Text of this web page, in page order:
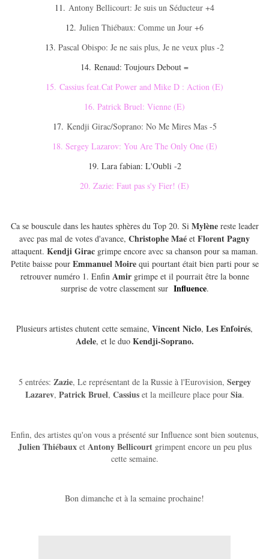
11. Antony Bellicourt: Je suis un Séducteur +4
12. Julien Thiébaux: Comme un Jour +6
13. Pascal Obispo: Je ne sais plus, Je ne veux plus -2
14. Renaud: Toujours Debout =
15. Cassius feat.Cat Power and Mike D : Action (E)
16. Patrick Bruel: Vienne (E)
17. Kendji Girac/Soprano: No Me Mires Mas -5
18. Sergey Lazarov: You Are The Only One (E)
19. Lara fabian: L'Oubli -2
20. Zazie: Faut pas s'y Fier! (E)
Ca se bouscule dans les hautes sphères du Top 20. Si Mylènereste leader
avec pas mal de votes d'avance, Christophe Maé et Florent Pagny
attaquent. Kendji Giracgrimpe encore avec sa chanson pour sa maman.
Petite baisse pour Emmanuel Moirequi pourtant était bien parti pour se
retrouver numéro 1. Enfin Amirgrimpe et il pourrait être la bonne
surprise de votre classement sur Influence.
Plusieurs artistes chutent cette semaine, Vincent Niclo, Les Enfoirés,
Adele, et le duo Kendji-Soprano.
5 entrées: Zazie, Le représentant de la Russie à l'Eurovision, Sergey
Lazarev, Patrick Bruel, Cassiuset la meilleure place pourSia.
Enfin, des artistes qu'on vous a présenté sur Influence sont bien soutenus,
Julien Thiébauxet Antony Bellicourtgrimpent encore un peu plus
cette semaine.
Bon dimanche et à la semaine prochaine!